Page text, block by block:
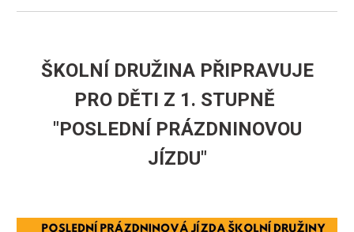
ŠKOLNÍ DRUŽINA PŘIPRAVUJE
PRO DĚTI Z 1. STUPNĚ
"POSLEDNÍ PRÁZDNINOVOU
JÍZDU"